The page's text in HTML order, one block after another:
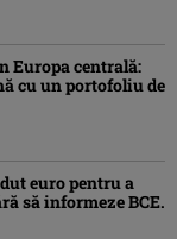
Europa centrală:
cu un portofoliu de
euro pentru a
să informeze BCE.